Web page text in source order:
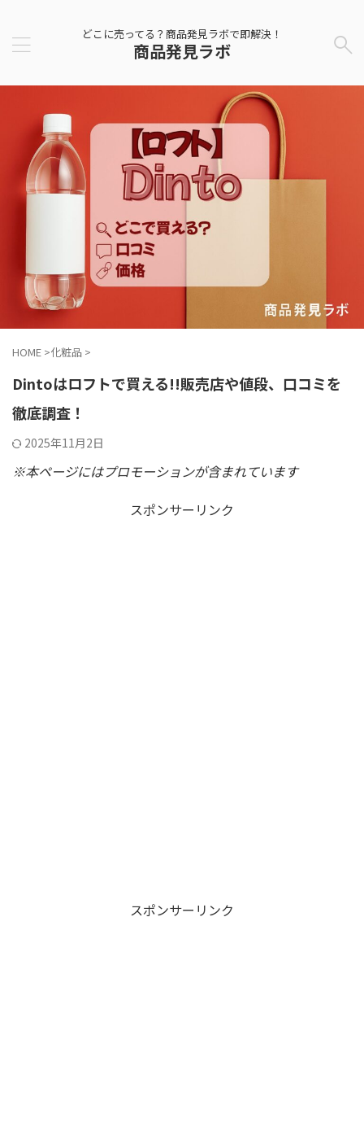
どこに売ってる？商品発見ラボで即解決！
商品発見ラボ
HOME >化粧品 >
Dintoはロフトで買える!!販売店や値段、口コミを
徹底調査！
2025年11月2日
※本ページにはプロモーションが含まれています
スポンサーリンク
スポンサーリンク